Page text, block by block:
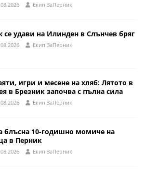
Eкип ЗаПерник
удави на Илинден в Слънчев бряг
Eкип ЗаПерник
игри и месене на хляб: Лятото в
в Брезник започва с пълна сила
Eкип ЗаПерник
блъсна 10-годишно момиче на
в Перник
Eкип ЗаПерник